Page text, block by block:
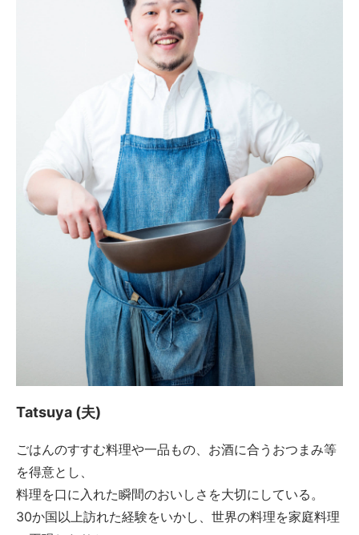
Tatsuya (夫)
ごはんのすすむ料理や一品もの、お酒に合うおつまみ等
を得意とし、
料理を口に入れた瞬間のおいしさを大切にしている。
30か国以上訪れた経験をいかし、世界の料理を家庭料理